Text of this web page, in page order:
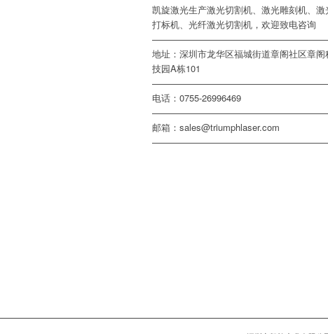
凯旋激光生产激光切割机、激光雕刻机、激
打标机、光纤激光切割机，欢迎致电咨询
地址：深圳市龙华区福城街道章阁社区章阁
技园A栋101
电话：0755-26996469
邮箱：sales@triumphlaser.com